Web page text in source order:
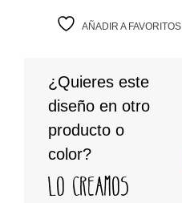
AÑADIR A FAVORITOS
¿Quieres este
diseño en otro
producto o
color?
Lo creamos